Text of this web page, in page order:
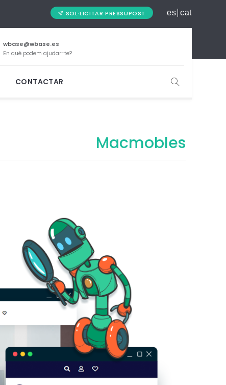
SOL·LICITAR PRESSUPOST es cat
wbase@wbase.es
En què podem ajudar-te?
CONTACTAR
Macmobles